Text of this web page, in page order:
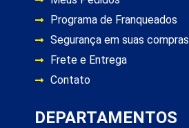
Programa de Franqueados
Segurança em suas compras
Frete e Entrega
Contato
DEPARTAMENTOS